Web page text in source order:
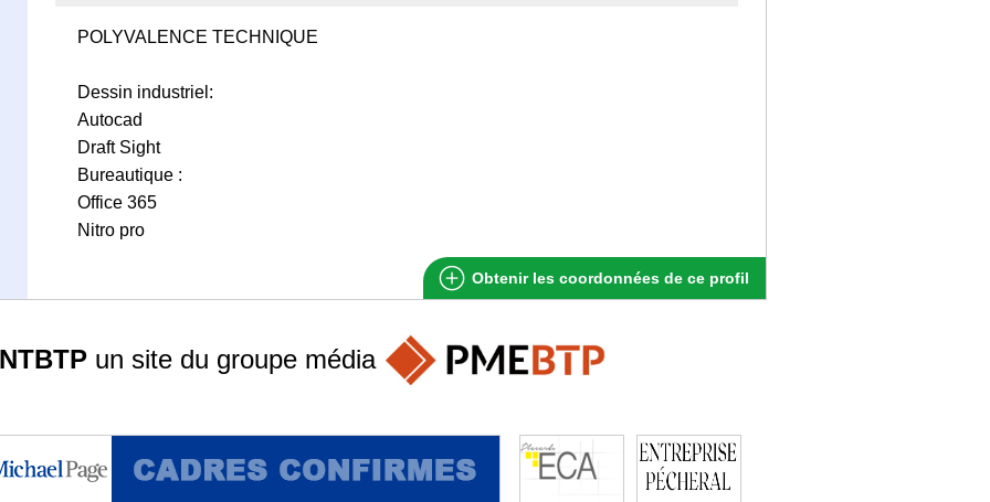
POLYVALENCE TECHNIQUE
Dessin industriel:
Autocad
Draft Sight
Bureautique :
Office 365
Nitro pro
Obtenir les coordonnées de ce profil
un site du groupe média